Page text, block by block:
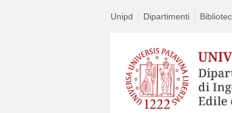
Unipd Dipartimenti